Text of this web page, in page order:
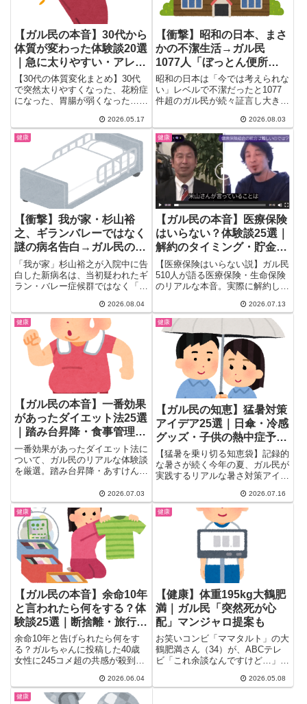
【ガル民の本音】30代から
体質が変わった体験談20選
｜急に太りやすい・アレル
ギー・ニキビの変化
【30代の体質変化まとめ】30代
で突然太りやすくなった、花粉症
になった、胃腸が弱くなった……
厳選。大人ニキビ・ホルモンバラ
ンス・気圧頭痛まで、悩みの原因
と対策をまとめました。
2026.05.17
【衝撃】昭和の日本、まさ
かの不潔生活→ガル民
1077人「ぼっとん便所」
祭りｗｗｗ
昭和の日本は「今では考えられな
い」レベルで不潔だったと1077
件超のガル民が続々証言し大きな
煙、ドブ川の記憶から「今の方が
いい」論争まで、令和世代には想
像もつかない昭和の衛生事情をガ
チでまとめてみた。あなたはいく
つ知ってた？
2026.08.03
健康
【衝撃】我が家・杉山裕
之、ギランバレーではなく
謎の病名告白→ガル民の反
応が割れたｗｗｗ
「我が家」杉山裕之が入院中に告
白した新病名は、当初疑われたギ
ラン・バレー症候群ではなく「低
しい病気だった。大原麗子や芳根
京子との比較トリビアで盛り上が
る一方、辛口コメントに反論が殺
到し、ガル民の反応はまっぷたつ
に割れている。
2026.08.04
健康
【ガル民の本音】医療保険
はいらない？体験談25選｜
解約のタイミング・貯金額
の目安・がん保険まで
【医療保険はいらない説】ガル民
510人が語る医療保険・生命保険
のリアルな本音。実際に解約した
のか、高額療養費制度やNISAと
の比較、がん保険は入るべきかま
で、検索しても出てこないガチの
体験談を厳選してまとめました。
2026.07.13
健康
【ガル民の本音】一番効果
があったダイエット法25選
｜踏み台昇降・食事管理・
停滞期打開のコツ
一番効果があったダイエット法に
ついて、ガル民のリアルな体験談
を厳選。踏み台昇降・あすけん・
痩せ方への注意点まで、他では読
めない本音を紹介します。
2026.07.03
健康
【ガル民の知恵】猛暑対策
アイデア25選｜日傘・冷感
グッズ・子供の熱中症予防
まとめ
【猛暑を乗り切る知恵袋】記録的
な暑さが続く今年の夏、ガル民が
実践するリアルな暑さ対策アイデ
方、冷感グッズの効果的な使い
方、子供の熱中症予防、街づくり
への願いまで、今日から試せる工
夫が満載。実体験ベースの声をチ
ェックしてみて。
2026.07.16
健康
【ガル民の本音】余命10年
と言われたら何をする？体
験談25選｜断捨離・旅行・
終活のリアル
余命10年と告げられたら何をす
る？ガルちゃんに投稿した40歳
女性に245コメ超の共感が殺到。
う・終活プランの立て方まで、ガ
ル民のリアルな体験談25選。
2026.06.04
健康
【健康】体重195kg大鶴肥
満｜ガル民「突然死が心
配」マンジャロ提案も
お笑いコンビ「ママタルト」の大
鶴肥満さん（34）が、ABCテレ
ビ「これ余談なんですけど…」に
2026.05.08
健康